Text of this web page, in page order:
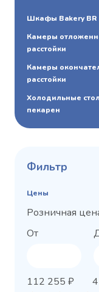
Шкафы Bakery BR
Камеры
расстойки
Камеры
расстойки
Холодильные
пекарен
Фильтр
Цены
Розничная
От
112 255 ₽